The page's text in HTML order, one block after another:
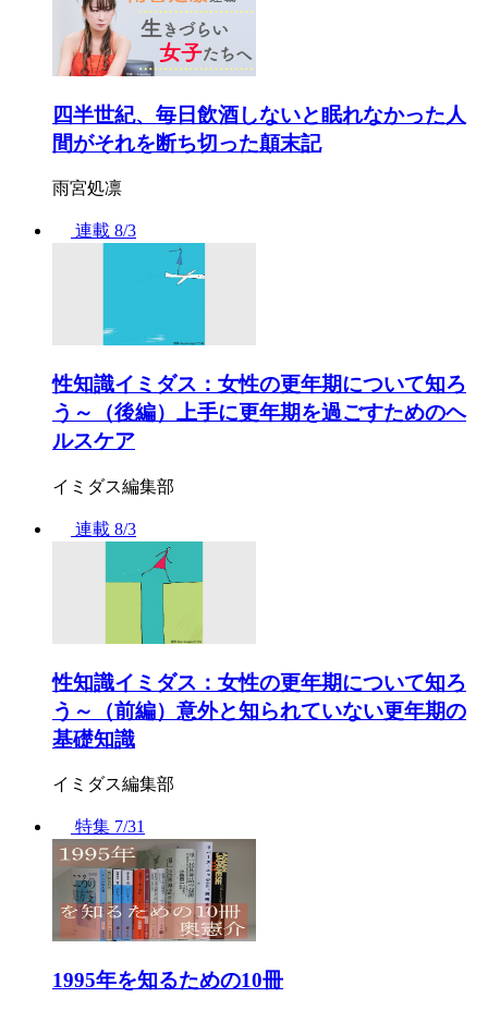
四半世紀、毎日飲酒しないと眠れなかった人
間がそれを断ち切った顛末記
雨宮処凛
連載 8/3
性知識イミダス：女性の更年期について知ろ
う～（後編）上手に更年期を過ごすためのヘ
ルスケア
イミダス編集部
連載 8/3
性知識イミダス：女性の更年期について知ろ
う～（前編）意外と知られていない更年期の
基礎知識
イミダス編集部
特集 7/31
1995年を知るための10冊